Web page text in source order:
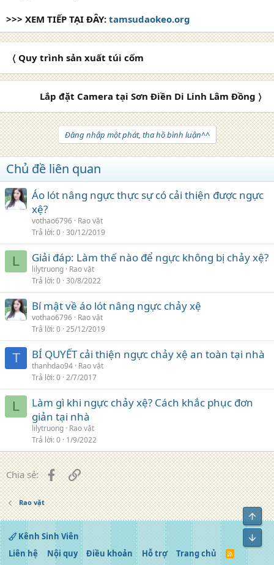
>>> XEM TIẾP TẠI ĐÂY: tamsudaokeo.org
〈 Quy trình sản xuất túi cốm
Lắp đặt Camera tại Sơn Điền Di Linh Lâm Đồng 〉
Đăng nhập một phát, tha hồ bình luận^^
Chủ đề liên quan
Áo lót nâng ngực thực sự có cải thiện được ngực
xệ?
vothao6796 Rao vặt
Trả lời 0 30/12/2019
L Giải đáp: Làm thế nào để ngực không bị chảy xệ?
lilytruong Rao vặt
Trả lời 0 30/8/2022
Bí mật về áo lót nâng ngực chảy xệ
vothao6796 Rao vặt
Trả lời 0 25/12/2019
T BÍ QUYẾT cải thiện ngực chảy xệ an toàn tại nhà
thanhdao94 Rao vặt
Trả lời 0 2/7/2017
L
Làm gì khi ngực chảy xệ? Cách khắc phục đơn
giản tại nhà
lilytruong Rao vặt
Trả lời 0 1/9/2022
Chia sẻ: FacebookLiên kết
Rao vặt
Kênh Sinh Viên
Liên hệ
Nội quy Điều khoản Hỗ trợ Trang chủ
R
Top